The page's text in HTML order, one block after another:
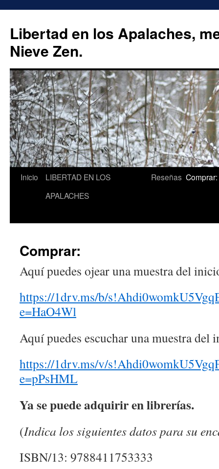
Libertad en los Apalaches,
Nieve Zen.
Saltar
Inicio
LIBERTAD EN LOS
APALACHES
Reseñas Comprar:
Comprar:
Aquí puedes ojear una muestra del
https://1drv.ms/b/
e=HaO4Wl
Aquí puedes escuchar una muestra
https://1drv.ms/v/
e=pPsHML
Ya se puede adquirir en librerías.
(Indica los siguientes datos para su
ISBN/13: 9788411753333